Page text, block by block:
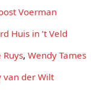
Voerman
Huis in ’t Veld
, Wendy Tames
van der Wilt